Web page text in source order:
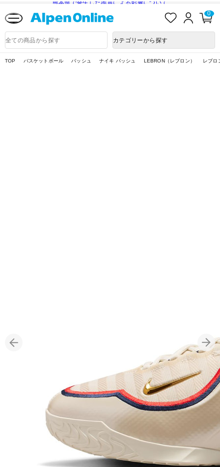
熊本県で発生した地震による影響について
入
ロ
ン
0
品
検
カテゴリーから探す
TOP バスケットボール バッシュ ナイキ バッシュ LEBRON（レブロン） レブロ